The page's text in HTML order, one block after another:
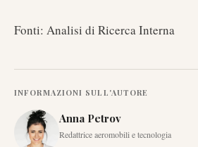
Fonti: Analisi di Ricerca Interna
INFORMAZIONI SULL'AUTORE
Anna Petrov
Redattrice aeromobili e tecnologia